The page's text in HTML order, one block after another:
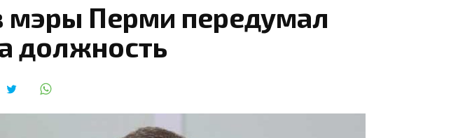
мэры Перми передумал
должность